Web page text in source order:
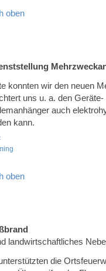
oben
konnten wir den neuen
uns u. a. den
auch
kann.
oben
landwirtschaftliches
die